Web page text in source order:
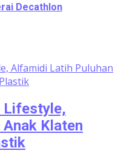
Decathlon
Lifestyle,
Klaten